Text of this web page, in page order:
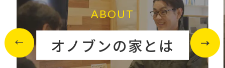
ABOUT
オノブンの家とは